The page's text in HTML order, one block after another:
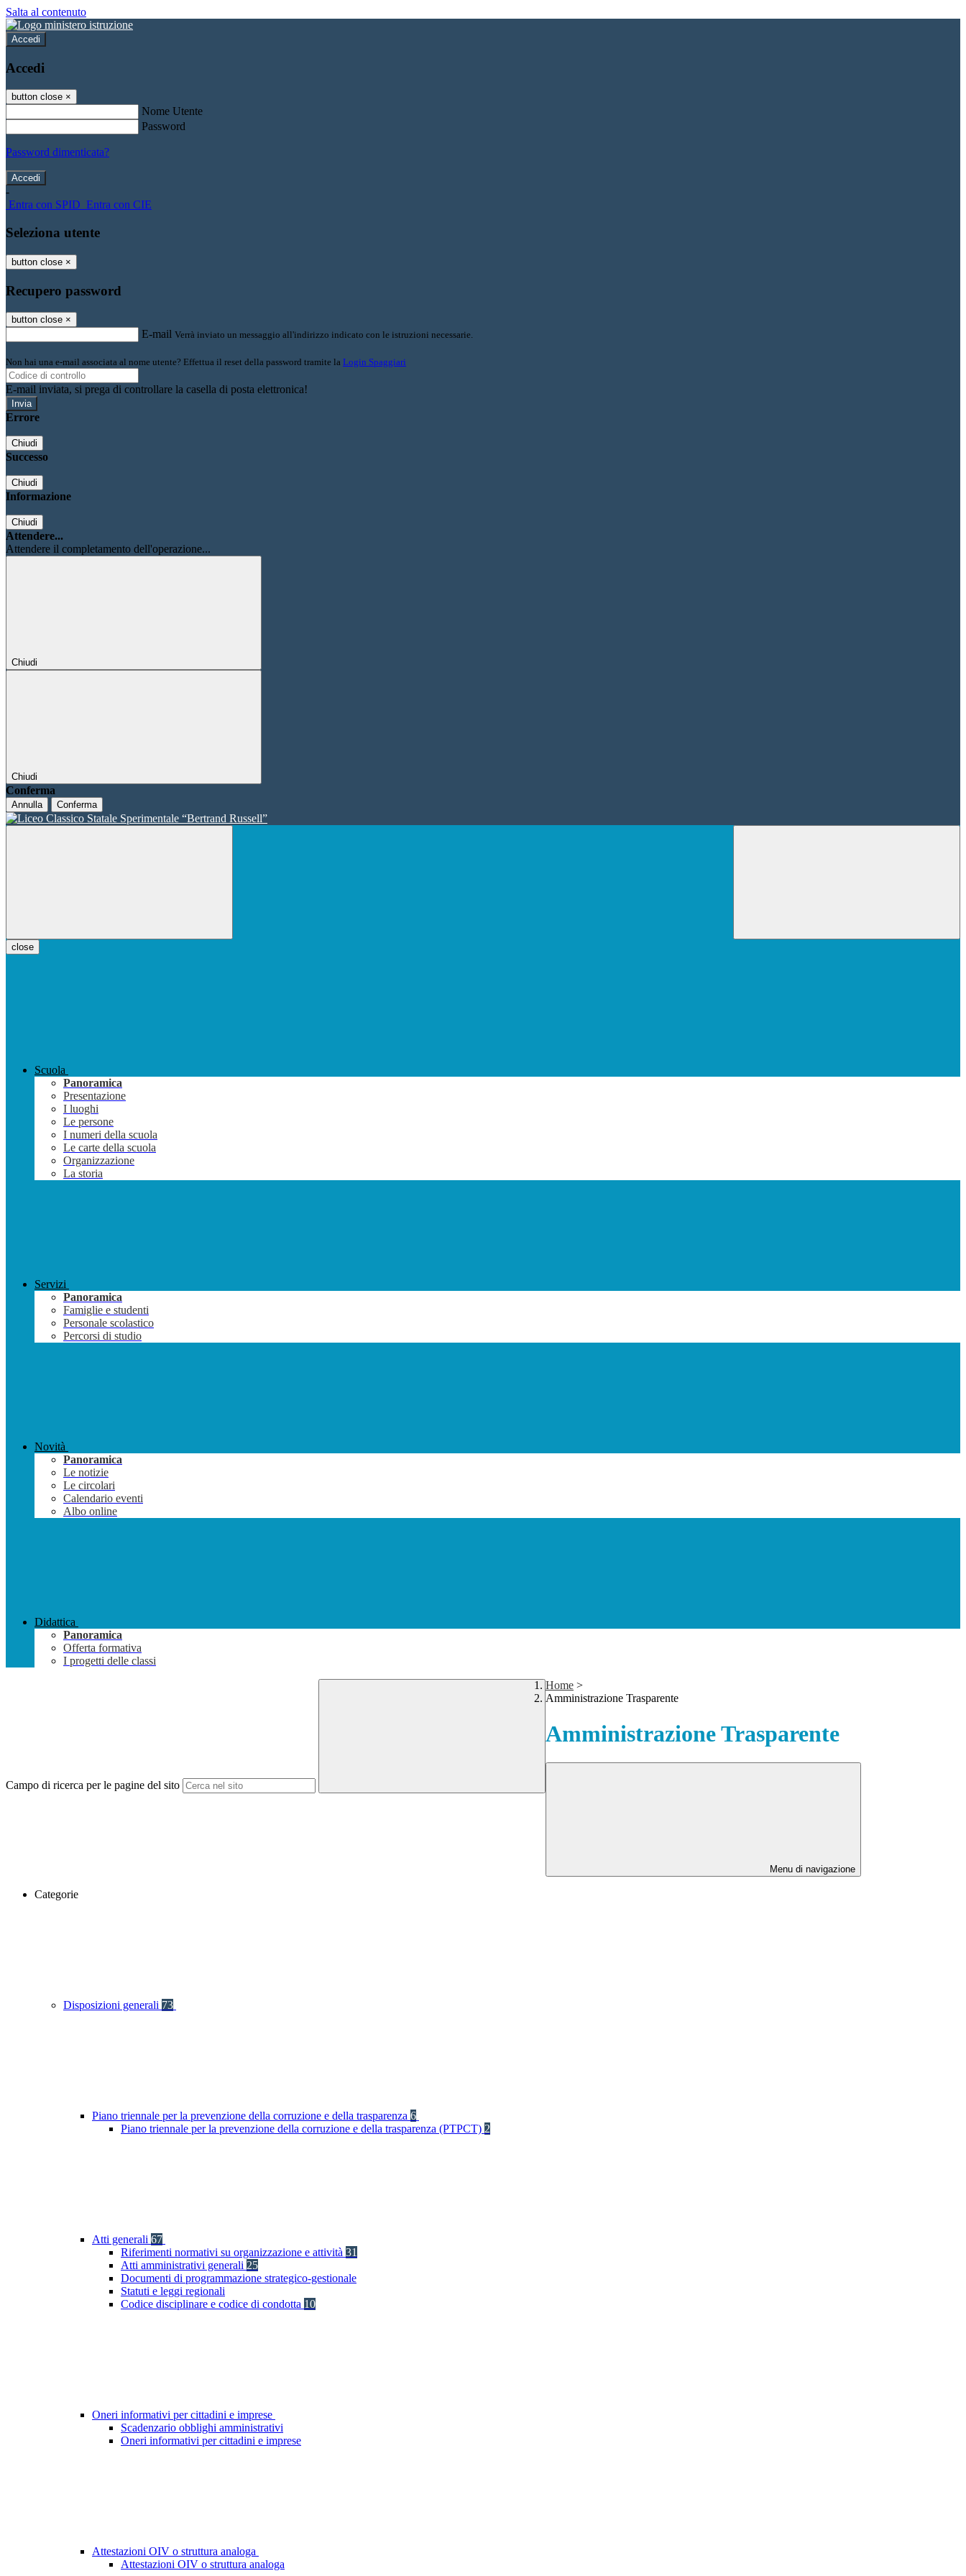
Salta al contenuto
Accedi
Accedi
button close ×
Nome Utente
Password
Password dimenticata?
-
Entra con SPID Entra con CIE
Seleziona utente
button close ×
Recupero password
button close ×
E-mail Verrà inviato un messaggio all'indirizzo indicato con le istruzioni necessarie.
Non hai una e-mail associata al nome utente? Effettua il reset della password tramite la Login Spaggiari
E-mail inviata, si prega di controllare la casella di posta elettronica!
Errore
Chiudi
Successo
Chiudi
Informazione
Chiudi
Attendere...
Attendere il completamento dell'operazione...
Chiudi
Chiudi
Conferma
Annulla Conferma
close
Scuola
Panoramica
Presentazione
I luoghi
Le persone
I numeri della scuola
Le carte della scuola
Organizzazione
La storia
Servizi
Panoramica
Famiglie e studenti
Personale scolastico
Percorsi di studio
Novità
Panoramica
Le notizie
Le circolari
Calendario eventi
Albo online
Didattica
Panoramica
Offerta formativa
I progetti delle classi
Campo di ricerca per le pagine del sito
Home >
Amministrazione Trasparente
Amministrazione Trasparente
Menu di navigazione
Categorie
Disposizioni generali 73
Piano triennale per la prevenzione della corruzione e della trasparenza 6
Piano triennale per la prevenzione della corruzione e della trasparenza (PTPCT) 2
Atti generali 67
Riferimenti normativi su organizzazione e attività 31
Atti amministrativi generali 25
Documenti di programmazione strategico-gestionale
Statuti e leggi regionali
Codice disciplinare e codice di condotta 10
Oneri informativi per cittadini e imprese
Scadenzario obblighi amministrativi
Oneri informativi per cittadini e imprese
Attestazioni OIV o struttura analoga
Attestazioni OIV o struttura analoga